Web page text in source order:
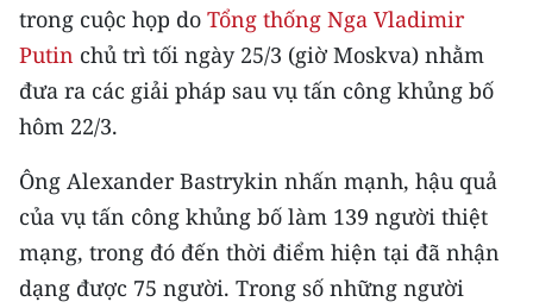
TRI THỨC CHUYÊN SÂU
54 DÂN TỘC VIỆT NAM
CHƯƠNG TRÌNH OCOP - MỖI XÃ
RADIO
MEDIA CENTER
trong cuộc họp do Tổng thống Nga Vladimir
Putin chủ trì tối ngày 25/3 (giờ Moskva) nhằm
đưa ra các giải pháp sau vụ tấn công khủng bố
hôm 22/3.
Ông Alexander Bastrykin nhấn mạnh, hậu quả
của vụ tấn công khủng bố làm 139 người thiệt
mạng, trong đó đến thời điểm hiện tại đã nhận
dạng được 75 người. Trong số những người